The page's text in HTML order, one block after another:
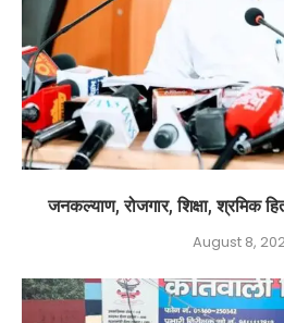
जनकल्याण, रोजगार, शिक्षा, श्रमिक
August 8,